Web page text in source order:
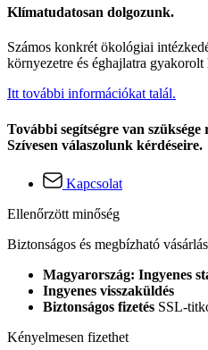
Klímatudatosan dolgozunk.
Számos konkrét ökológiai
környezetre és éghajlatra
Itt további információkat talál.
További segítségre van szüksége
Szívesen válaszolunk kérdéseire.
Kapcsolat
Ellenőrzött minőség
Biztonságos és megbízható vásárlás
Magyarország: Ingyenes
Ingyenes visszaküldés
Biztonságos fizetés SSL-
Kényelmesen fizethet